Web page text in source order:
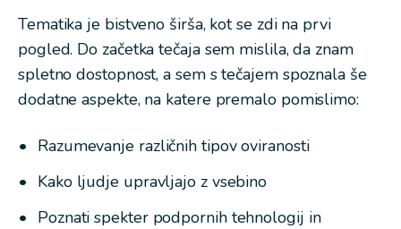
Tematika je bistveno širša, kot se zdi na prvi
pogled. Do začetka tečaja sem mislila, da znam
spletno dostopnost, a sem s tečajem spoznala še
dodatne aspekte, na katere premalo pomislimo:
Razumevanje različnih tipov oviranosti
Kako ljudje upravljajo z vsebino
Poznati spekter podpornih tehnologij in